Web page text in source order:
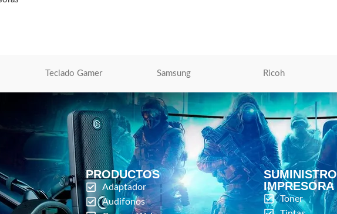
Teclado Gamer Samsung Ricoh
PRODUCTOS
Adaptador
Audifonos
IMPRESORA
Toner